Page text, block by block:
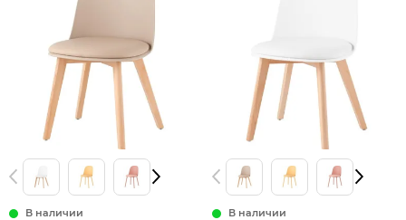
В наличии В наличии